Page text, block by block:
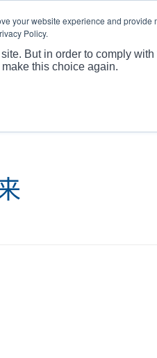
your website experience and
Policy.
But in order to comply
this choice again.
关于